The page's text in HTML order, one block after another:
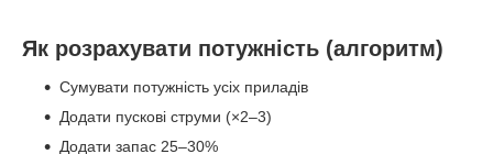
Як розрахувати потужність (алгоритм)
Сумувати потужність усіх приладів
Додати пускові струми (×2–3)
Додати запас 25–30%